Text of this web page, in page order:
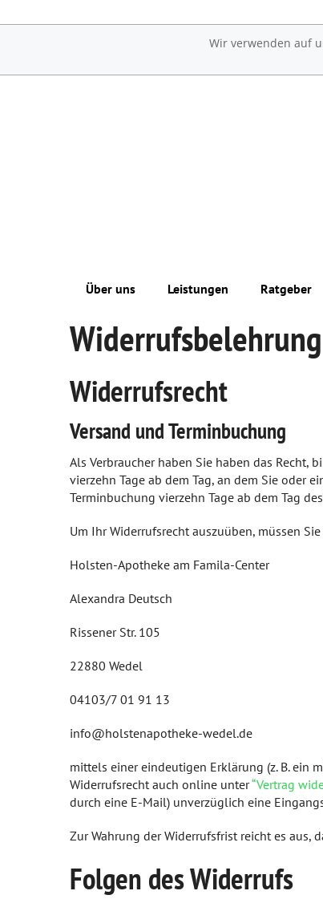
Wir verwenden auf
Über uns
Unsere Apotheke
Leistungen
Übersicht
Notdienst
Beipackzettelsuche
IGel-Check A-Z
Ratgeber
Erkrankungen im Alter
Ästhetische Chirurgie
Augen
Zähne und Kiefer
Orthopädie und Unfallmedizin
Rheumatologische Erkrankungen
Blut, Krebs und Infektionen
Haut, Haare und Nägel
Psychische Erkrankungen
Neurologie
Widerrufsrecht
Versand und Terminbuchung
Als Verbraucher haben Sie haben das Recht,
vierzehn Tage ab dem Tag, an dem Sie oder
Terminbuchung vierzehn Tage ab dem Tag
Um Ihr Widerrufsrecht auszuüben, müssen
Holsten-Apotheke am Famila-Center
Alexandra Deutsch
Rissener Str. 105
22880 Wedel
04103/7 01 91 13
info@holstenapotheke-wedel.de
mittels einer eindeutigen Erklärung (z. B. ein
Widerrufsrecht auch online unter“Vertrag
durch eine E-Mail) unverzüglich eine
Zur Wahrung der Widerrufsfrist reicht es aus,
Folgen des Widerrufs